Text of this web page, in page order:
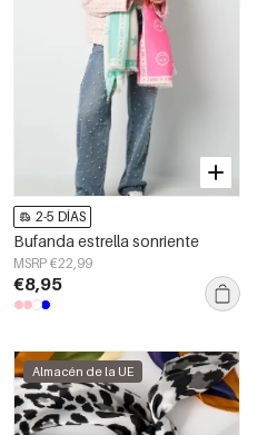
2-5 DÍAS
Bufanda estrella sonriente
MSRP €22,99
€8,95
Almacén de la UE